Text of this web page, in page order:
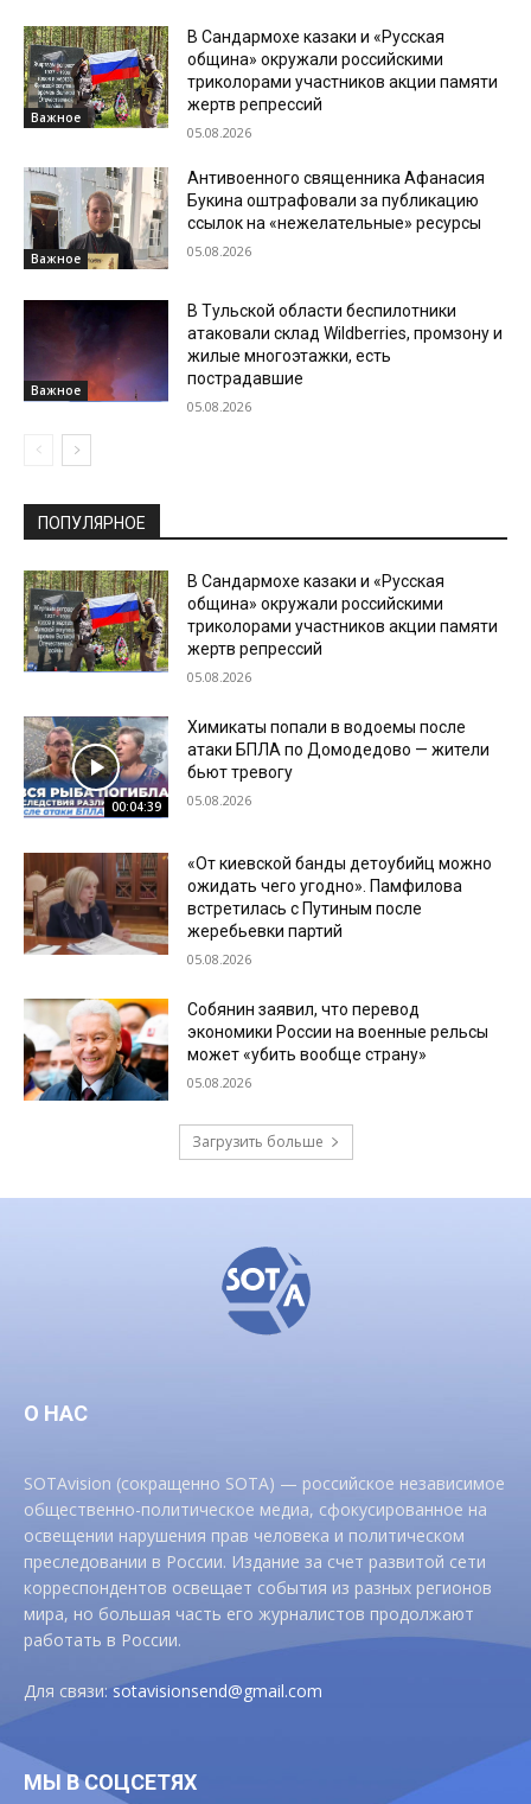
Важное
В Сандармохе казаки и «Русская
община» окружали российскими
триколорами участников акции памяти
жертв репрессий
05.08.2026
Важное
Антивоенного священника Афанасия
Букина оштрафовали за публикацию
ссылок на «нежелательные» ресурсы
05.08.2026
Важное
В Тульской области беспилотники
атаковали склад Wildberries, промзону и
жилые многоэтажки, есть
пострадавшие
05.08.2026
ПОПУЛЯРНОЕ
В Сандармохе казаки и «Русская
община» окружали российскими
триколорами участников акции памяти
жертв репрессий
05.08.2026
00:04:39
Химикаты попали в водоемы после
атаки БПЛА по Домодедово — жители
бьют тревогу
05.08.2026
«От киевской банды детоубийц можно
ожидать чего угодно». Памфилова
встретилась с Путиным после
жеребьевки партий
05.08.2026
Собянин заявил, что перевод
экономики России на военные рельсы
может «убить вообще страну»
05.08.2026
Загрузить больше
О НАС
SOTAvision (сокращенно SOTA) — российское независимое
общественно-политическое медиа, сфокусированное на
освещении нарушения прав человека и политическом
преследовании в России. Издание за счет развитой сети
корреспондентов освещает события из разных регионов
мира, но большая часть его журналистов продолжают
работать в России.
Для связи:sotavisionsend@gmail.com
МЫ В СОЦСЕТЯХ